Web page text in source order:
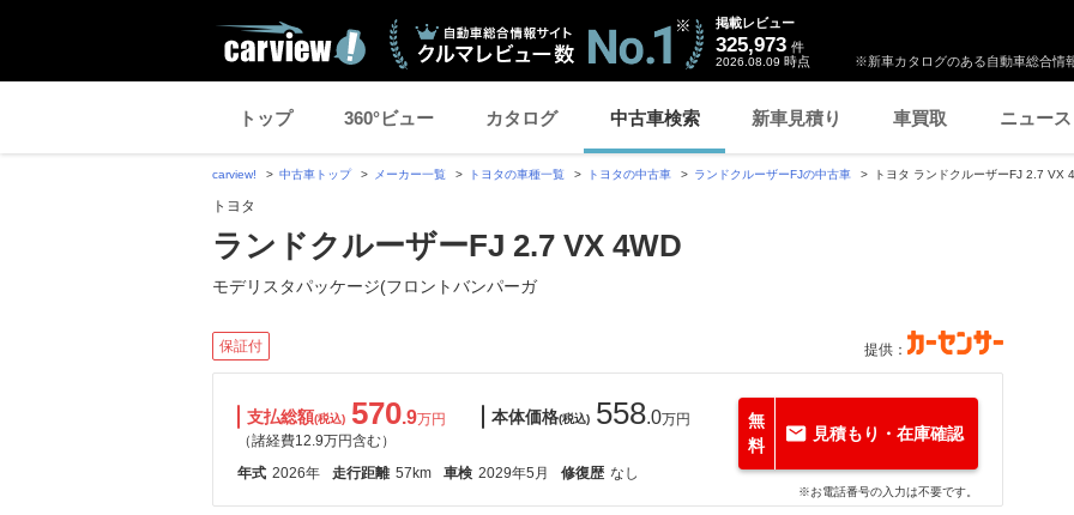
※新車カタログのある自動車総合情
掲載レビュー
325,973 件
2026.08.09 時点
トップ 360°ビュー カタログ 中古車検索 新車見積り 車買取 ニュース
carview! 中古車トップ メーカー一覧 トヨタの車種一覧 トヨタの中古車 ランドクルーザーFJの中古車 トヨタ ランドクルーザーFJ 2.7 VX
トヨタ
ランドクルーザーFJ 2.7 VX 4WD
モデリスタパッケージ(フロントバンパーガ
保証付 提供：
支払総額(税込) 570.9万円
（諸経費12.9万円含む）
本体価格(税込) 558.0万円
年式 2026年 走行距離 57km 車検 2029年5月 修復歴 なし
無
料
見積もり・在庫確認
※お電話番号の入力は不要です。